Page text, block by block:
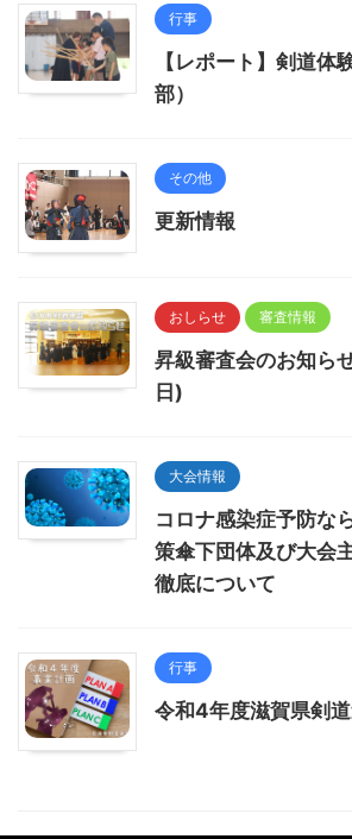
行事
【レポート】剣道体
部）
その他
更新情報
おしらせ 審査情報
昇級審査会のお知ら
日)
大会情報
コロナ感染症予防な
策傘下団体及び大会
徹底について
行事
令和4年度滋賀県剣